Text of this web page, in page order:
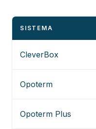
SISTEMA
CleverBox
Opoterm
Opoterm Plus